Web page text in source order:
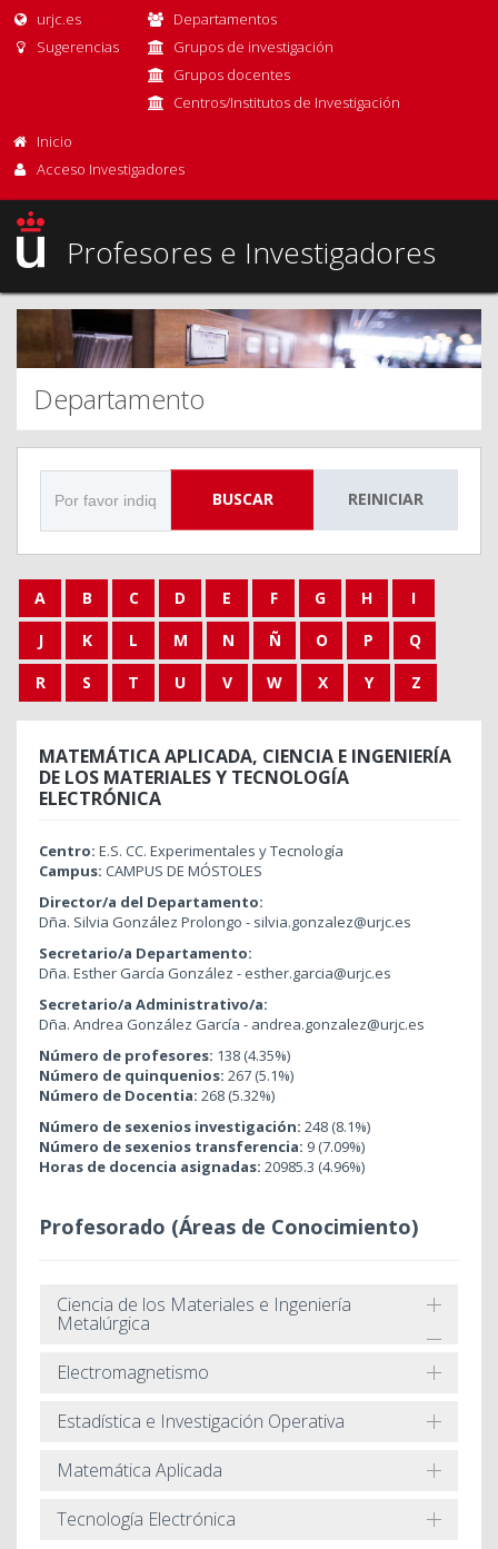
urjc.es
Sugerencias
Departamentos
Grupos de investigación
Grupos docentes
Centros/Institutos de Investigación
Inicio
Acceso Investigadores
Profesores e Investigadores
Departamento
BUSCAR REINICIAR
A B C D E F G H
I
J
K L M N Ñ O P
Q
R
S T U V W X Y Z
MATEMÁTICA APLICADA, CIENCIA E INGENIERÍA
DE LOS MATERIALES Y TECNOLOGÍA
ELECTRÓNICA
Centro: E.S. CC. Experimentales y Tecnología
Campus: CAMPUS DE MÓSTOLES
Director/a del Departamento:
Dña. Silvia González Prolongo - silvia.gonzalez@urjc.es
Secretario/a Departamento:
Dña. Esther García González - esther.garcia@urjc.es
Secretario/a Administrativo/a:
Dña. Andrea González García - andrea.gonzalez@urjc.es
Número de profesores: 138 (4.35%)
Número de quinquenios: 267 (5.1%)
Número de Docentia: 268 (5.32%)
Número de sexenios investigación: 248 (8.1%)
Número de sexenios transferencia: 9 (7.09%)
Horas de docencia asignadas: 20985.3 (4.96%)
Profesorado (Áreas de Conocimiento)
Ciencia de los Materiales e Ingeniería
Metalúrgica
Electromagnetismo
Estadística e Investigación Operativa
Matemática Aplicada
Tecnología Electrónica